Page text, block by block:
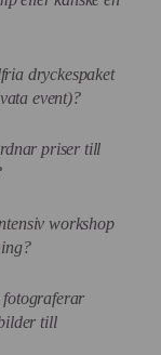
dryckespaket
event)?
priser till
workshop
till